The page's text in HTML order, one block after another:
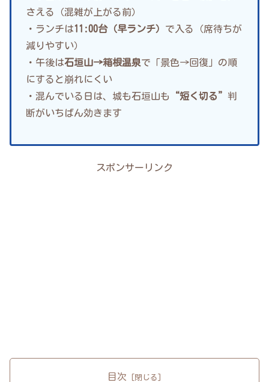
さえる（混雑が上がる前）
・ランチは11:00台（早ランチ） で入る（席待ちが
減りやすい）
・午後は石垣山→箱根温泉で「景色→回復」の順
にすると崩れにくい
・混んでいる日は、城も石垣山も
“短く切る” 判
断がいちばん効きます
スポンサーリンク
目次